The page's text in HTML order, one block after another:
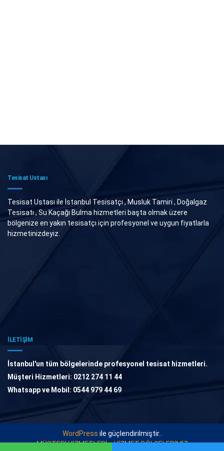
Tesisat Ustası
Tesisat Ustası ile İstanbul Tesisatçı , Musluk Tamiri , Doğalgaz
Tesisatı , Su Kaçağı Bulma hizmetleri başta olmak üzere
bölgenize en yakın tesisatçı için profesyonel ve uygun fiyatlarla
hizmetinizdeyiz.
İLETİŞİM
İstanbul'un tüm bölgelerinde profesyonel tesisat hizmetleri.
Müşteri Hizmetleri: 0212 274 11 44
Whatsapp ve Mobil: 0544 979 44 69
WordPress ile güçlendirilmiştir..
MÜŞTERİ HİZMETLERİ
HİZMET BÖLGELERİMİZ